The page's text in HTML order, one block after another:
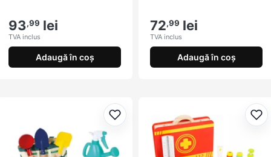
93,99 lei
TVA inclus
Adaugă în coș
72,99 lei
TVA inclus
Adaugă în coș
Adaugă la favorite